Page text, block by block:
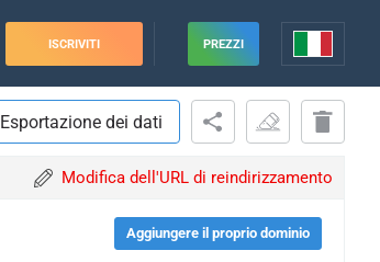
ISCRIVITI PREZZI
Esportazione dei dati
Modifica dell'URL di reindirizzamento
Aggiungere il proprio dominio